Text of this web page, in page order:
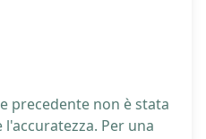
precedente non è stata
Per una